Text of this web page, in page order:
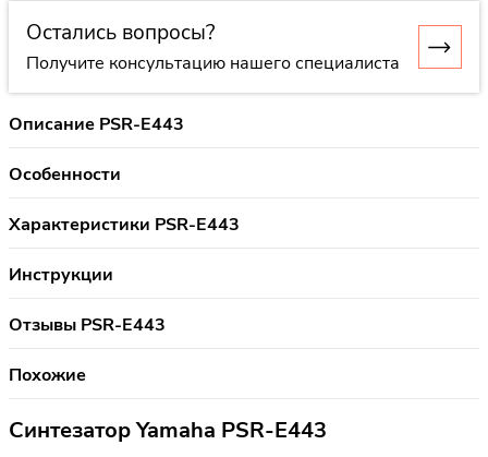
Остались вопросы?
Получите консультацию нашего специалиста
Описание PSR-E443
Особенности
Характеристики PSR-E443
Инструкции
Отзывы PSR-E443
Похожие
Синтезатор Yamaha PSR-E443